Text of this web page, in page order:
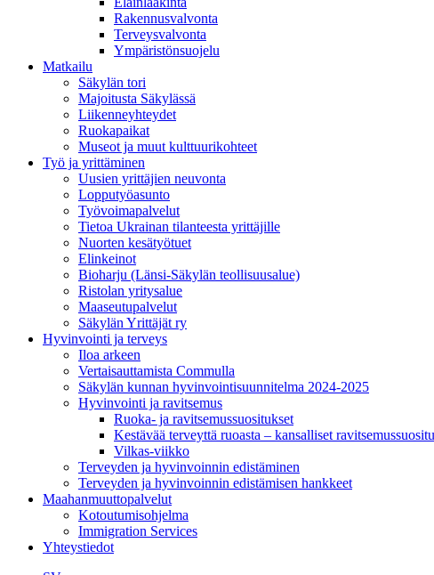
Rakennusvalvonta
Terveysvalvonta
Ympäristönsuojelu
Mat­kailu
Säkylän tori
Majoitusta Säkylässä
Liikenneyhteydet
Ruokapaikat
Museot ja muut kulttuurikohteet
Työ ja yrittä­minen
Uusien yrittäjien neuvonta
Lopputyöasunto
Työvoimapalvelut
Tietoa Ukrainan tilanteesta yrittäjille
Nuorten kesätyötuet
Elinkeinot
Bioharju (Länsi-Säkylän teollisuusalue)
Ristolan yritysalue
Maaseutupalvelut
Säkylän Yrittäjät ry
Hyvinvointi ja terveys
Iloa arkeen
Vertaisauttamista Commulla
Säkylän kunnan hyvinvointisuunnitelma 2024-2025
Hyvinvointi ja ravitsemus
Ruoka- ja ravitsemussuositukset
Kestävää terveyttä ruoasta – kansalliset
Vilkas-viikko
Terveyden ja hyvinvoinnin edistäminen
Terveyden ja hyvinvoinnin edistämisen hankkeet
Maahanmuuttopalvelut
Kotoutumisohjelma
Immigration Services
Yhteystiedot